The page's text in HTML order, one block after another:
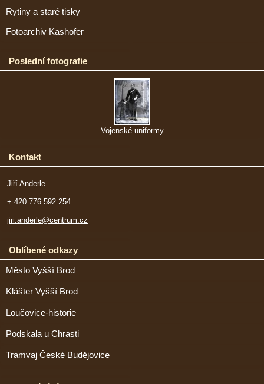
Rytiny a staré tisky
Fotoarchiv Kashofer
Poslední fotografie
Vojenské uniformy
Kontakt
Jiří Anderle
+ 420 776 592 254
jiri.anderle@centrum.cz
Oblíbené odkazy
Město Vyšší Brod
Klášter Vyšší Brod
Loučovice-historie
Podskala u Chrasti
Tramvaj České Budějovice